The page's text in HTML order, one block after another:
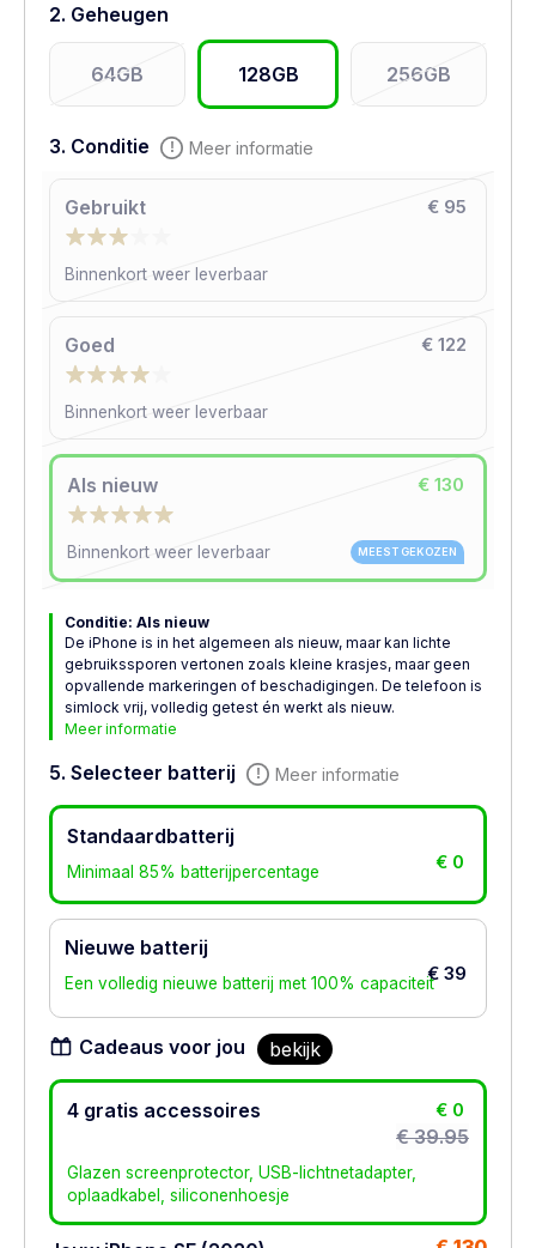
2. Geheugen
64GB 128GB 256GB
3. Conditie Meer informatie
Gebruikt € 95
Binnenkort weer leverbaar
Goed € 122
Binnenkort weer leverbaar
Als nieuw
MEEST GEKOZEN
€ 130
Binnenkort weer leverbaar
Conditie: Als nieuw
De iPhone is in het algemeen als nieuw, maar kan lichte
gebruikssporen vertonen zoals kleine krasjes, maar geen
opvallende markeringen of beschadigingen. De telefoon is
simlock vrij, volledig getest én werkt als nieuw.
Meer informatie
5. Selecteer batterij Meer informatie
Standaardbatterij
€ 0
Minimaal 85% batterijpercentage
Nieuwe batterij
€ 39
Een volledig nieuwe batterij met 100% capaciteit
Cadeaus voor jou bekijk
4 gratis accessoires € 0
€ 39.95
Glazen screenprotector, USB-lichtnetadapter,
oplaadkabel, siliconenhoesje